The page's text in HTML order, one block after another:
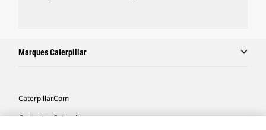
Marques Caterpillar
Caterpillar.com
Contacter Caterpillar